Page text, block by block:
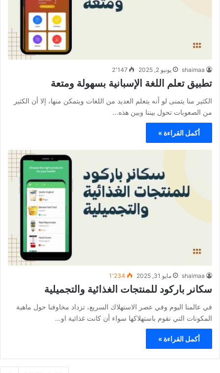
shaimaa يونيو 2, 2025 2٬147
تطبيق تعلم اللغة الإسبانية بسهولة ومتعة
الكثير منا يتمنى لو أنه يتعلم العديد من اللغات ويتمكن منها، إلا أن الكثير
من الصعوبات تحول بيننا وبين هذه…
أكمل القراءة »
shaimaa مايو 31, 2025 1٬234
سكانر باركود للمنتجات الغذائية والتجميلية
في عالمنا اليوم وفي عصر الاستهلاك السريع، تزداد مخاوفنا حول ماهية
المكونات التي نقوم باستهلاكها سواء أن كانت غذائية او…
أكمل القراءة »